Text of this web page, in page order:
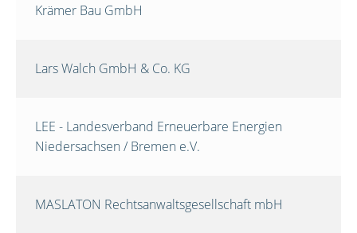
Krämer Bau GmbH
Lars Walch GmbH & Co. KG
LEE - Landesverband Erneuerbare Energien
Niedersachsen / Bremen e.V.
MASLATON Rechtsanwaltsgesellschaft mbH